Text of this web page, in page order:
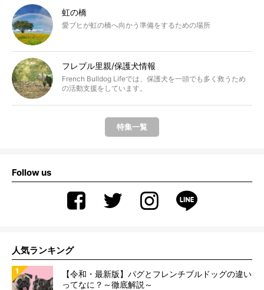
虹の橋
愛ブヒが虹の橋へ向かう準備をするための場所
フレブル里親/保護犬情報
French Bulldog Lifeでは、保護犬を一頭でも多く救うため
の活動支援をしています。
特集一覧
Follow us
人気ランキング
【令和・最新版】パグとフレンチブルドッグの違い
ってなに？～徹底解説～